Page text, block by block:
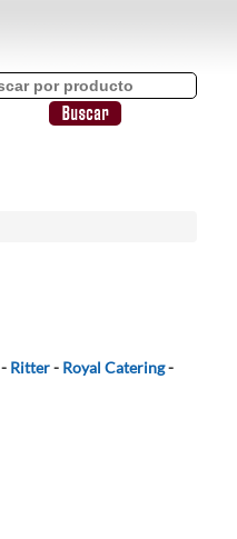
- Ritter- Royal Catering-